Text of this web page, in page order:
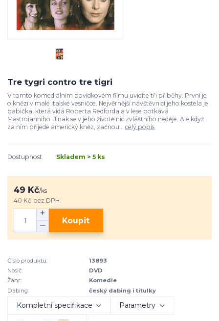
Tre tygri contro tre tigri
V tomto komediálním povídkovém filmu uvidíte tři příběhy. První je
o knězi v malé italské vesničce. Nejvěrnější návštěvnicí jeho kostela je
babička, která vídá Roberta Redforda a v lese potkává
Mastroianniho. Jinak se v jeho životě nic zvláštního neděje. Ale když
za ním přijede americký kněz, začnou... celý popis
Dostupnost Skladem > 5 ks
49 Kč/ks
40 Kč bez DPH
Koupit
Číslo produktu:
13893
Nosič:
DVD
Žánr:
Komedie
Dabing:
český dabing i titulky
Kompletní specifikace Parametry